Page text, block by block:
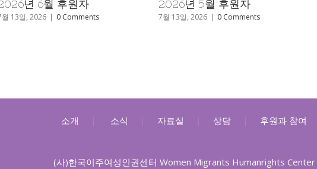
엄벌 촉구 탄원서 제출
6월 2일, 2026 | 0 Comments
2026년 4월 후원자
5월 11일, 2026 0 Comments
소개 | 소식 | 자료실 | 상담 | 후원과 참여
(사)한국이주여성인권센터 Women Migrants Humanrights Center